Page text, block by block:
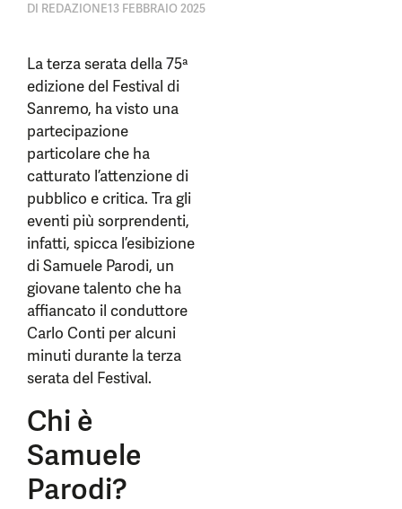
DI REDAZIONE13 FEBBRAIO 2025
La terza serata della 75ª
edizione del Festival di
Sanremo, ha visto una
partecipazione
particolare che ha
catturato l’attenzione di
pubblico e critica. Tra gli
eventi più sorprendenti,
infatti, spicca l’esibizione
di Samuele Parodi, un
giovane talento che ha
affiancato il conduttore
Carlo Conti per alcuni
minuti durante la terza
serata del Festival.
Chi è
Samuele
Parodi?